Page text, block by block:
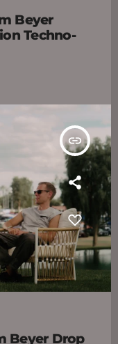
Beyer
Techno-
insert_link
Beyer Drop